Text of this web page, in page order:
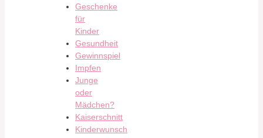
Geschenke
für
Kinder
Gesundheit
Gewinnspiel
Impfen
Junge
oder
Mädchen?
Kaiserschnitt
Kinderwunsch